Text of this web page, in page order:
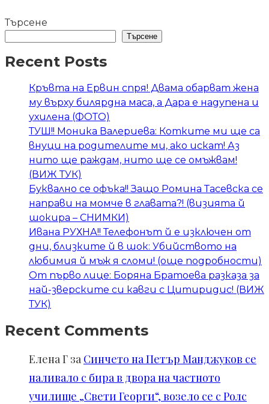
Търсене
Търсене
Recent Posts
Кръвта на Ервин спря! Двама обарват жена
му върху билярдна маса, а Дара е надупена и
ухилена (ФОТО)
ТУШ!! Моника Валериева: Котките ми ще са
внуци на родителите ми, ако искат! Аз
нито ще раждам, нито ще се омъжвам!
(ВИЖ ТУК)
Буквално се офъка!! Защо Ромина Тасевска се
направи на момче в главата?! (визията й
шокира – СНИМКИ)
Ивана РУХНА!! Телефонът й е изключен от
дни, близките й в шок: Убийството на
любимия й мъж я сломи! (още подробности)
От първо лице: Боряна Братоева разказа за
най-зверските си кавги с Цитиридис! (ВИЖ
ТУК)
Recent Comments
Елена Г за Синчето на Петър Манджуков се
наливало с бира в двора на частното
училище „Свети Георги“, возело се с Ролс